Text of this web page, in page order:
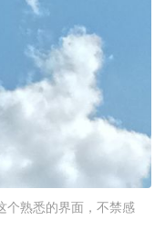
个熟悉的界面，不禁感